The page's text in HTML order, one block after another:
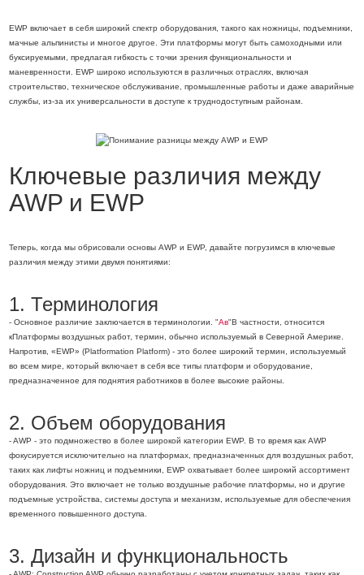
EWP включает в себя широкий спектр оборудования, такого как ножницы, подъемники,
мачные альпинисты и многое другое. Эти платформы могут быть самоходными или
буксируемыми, предлагая гибкость с точки зрения функциональности и
маневренности. EWP широко используются в различных отраслях, включая
строительство, техническое обслуживание, промышленные работы и даже аварийные
службы, из-за их универсальности в доступе к труднодоступным районам.
Ключевые различия между
AWP и EWP
Теперь, когда мы обрисовали основы AWP и EWP, давайте погрузимся в ключевые
различия между этими двумя понятиями:
1. Терминология
- Основное различие заключается в терминологии. "Ав"В частности, относится
кПлатформы воздушных работ, термин, обычно используемый в Северной Америке.
Напротив, «EWP» (Platformation Platform) - это более широкий термин, используемый
во всем мире, который включает в себя все типы платформ и оборудование,
предназначенное для поднятия работников в более высокие районы.
2. Объем оборудования
- AWP - это подмножество в более широкой категории EWP. В то время как AWP
фокусируется исключительно на платформах, предназначенных для воздушных работ,
таких как лифты ножниц и подъемники, EWP охватывает более широкий ассортимент
оборудования. Это включает не только воздушные рабочие платформы, но и другие
подъемные устройства, системы доступа и механизм, используемые для обеспечения
временного повышенного доступа.
3. Дизайн и функциональность